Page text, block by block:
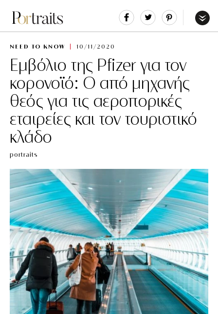
Share Tweet
NEED TO KNOW 10/11/2020
Εμβόλιο της Pfizer για τον
κορονοϊό: Ο από μηχανής
θεός για τις αεροπορικές
εταιρείες και τον τουριστικό
κλάδο
portraits